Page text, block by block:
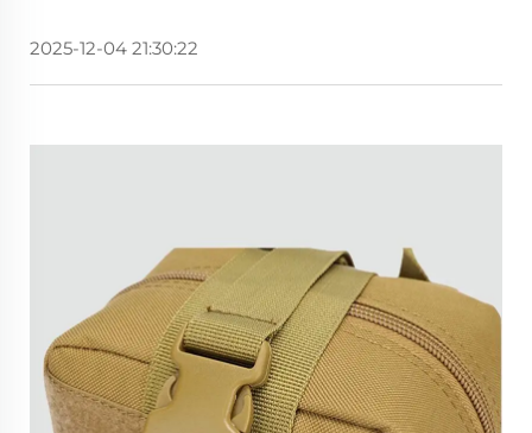
2025-12-04 21:30:22